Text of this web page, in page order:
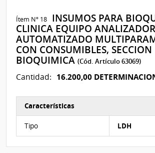
Ítem Nº 18
INSUMOS PARA
CLINICA EQUIPO ANALIZADOR
AUTOMATIZADO
CON CONSUMIBLES, SECCION
BIOQUIMICA(Cód. Artículo 63069)
Cantidad: 16.200,00
Características
Tipo LDH